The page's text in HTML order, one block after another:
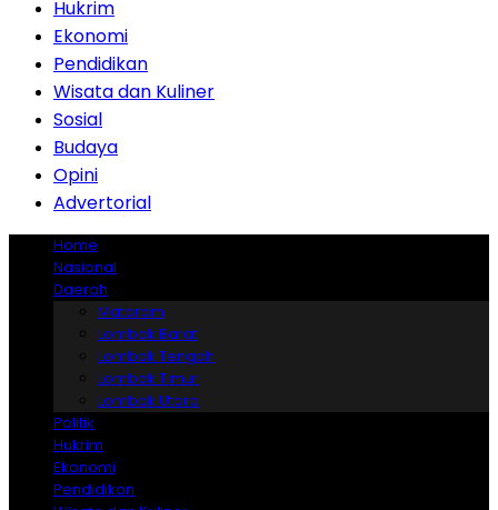
Hukrim
Ekonomi
Pendidikan
Wisata dan Kuliner
Sosial
Budaya
Opini
Advertorial
Home
Nasional
Daerah
Mataram
Lombok Barat
Lombok Tengah
Lombok Timur
Lombok Utara
Politik
Hukrim
Ekonomi
Pendidikan